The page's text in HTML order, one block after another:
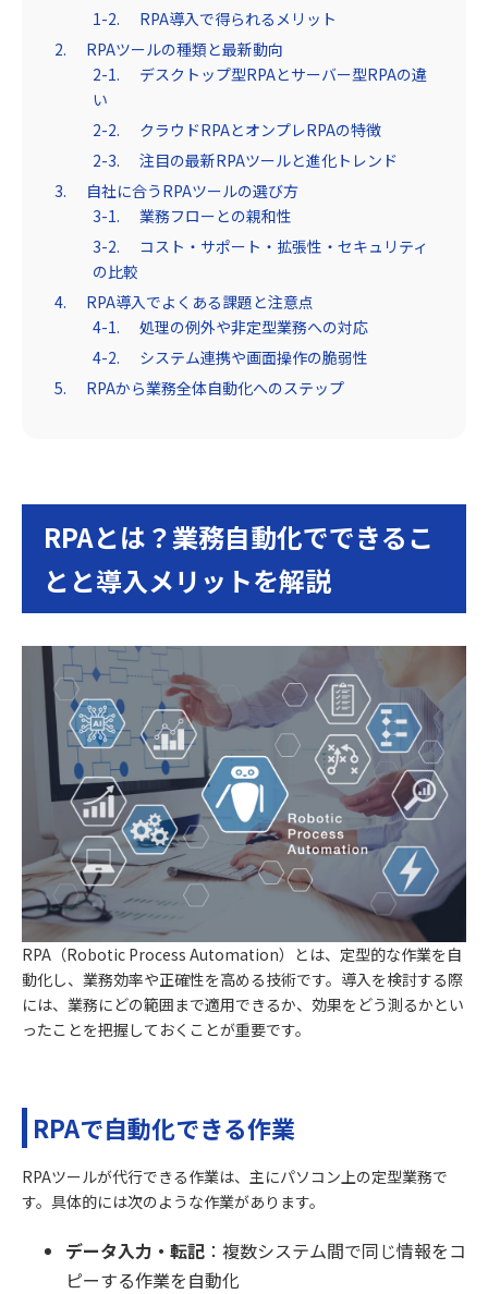
RPA導入で得られるメリット
RPAツールの種類と最新動向
デスクトップ型RPAとサーバー型RPAの違
い
クラウドRPAとオンプレRPAの特徴
注目の最新RPAツールと進化トレンド
自社に合うRPAツールの選び方
業務フローとの親和性
コスト・サポート・拡張性・セキュリティ
の比較
RPA導入でよくある課題と注意点
処理の例外や非定型業務への対応
システム連携や画面操作の脆弱性
RPAから業務全体自動化へのステップ
RPAとは？業務自動化でできるこ
とと導入メリットを解説
RPA（Robotic Process Automation）とは、定型的な作業を自
動化し、業務効率や正確性を高める技術です。導入を検討する際
には、業務にどの範囲まで適用できるか、効果をどう測るかとい
ったことを把握しておくことが重要です。
RPAで自動化できる作業
RPAツールが代行できる作業は、主にパソコン上の定型業務で
す。具体的には次のような作業があります。
データ入力・転記 ：複数システム間で同じ情報をコ
ピーする作業を自動化